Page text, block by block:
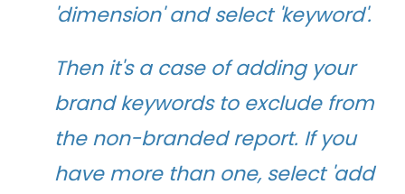
'dimension' and select 'keyword'.
Then it's a case of adding your
brand keywords to exclude from
the non-branded report. If you
have more than one, select 'add